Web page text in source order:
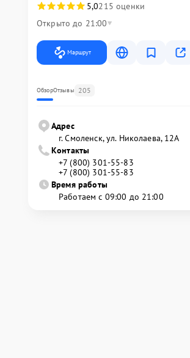
5,0215 оценки
Открыто до 21:00
Маршрут
ОбзорОтзывы 205
Адрес
г. Смоленск, ул. Николаева, 12А
Контакты
+7 (800) 301-55-83
+7 (800) 301-55-83
Время работы
Работаем с 09:00 до 21:00